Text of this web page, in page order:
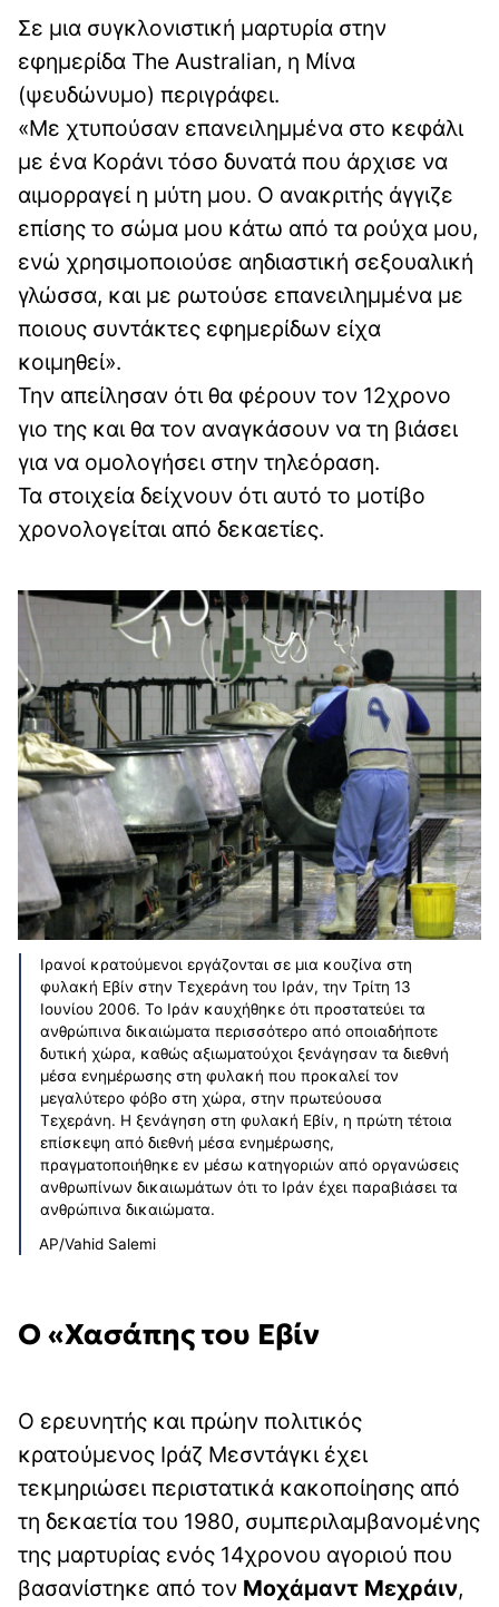
Σε μια συγκλονιστική μαρτυρία στην
εφημερίδα The Australian, η Μίνα
(ψευδώνυμο) περιγράφει.
«Με χτυπούσαν επανειλημμένα στο κεφάλι
με ένα Κοράνι τόσο δυνατά που άρχισε να
αιμορραγεί η μύτη μου. Ο ανακριτής άγγιζε
επίσης το σώμα μου κάτω από τα ρούχα μου,
ενώ χρησιμοποιούσε αηδιαστική σεξουαλική
γλώσσα, και με ρωτούσε επανειλημμένα με
ποιους συντάκτες εφημερίδων είχα
κοιμηθεί».
Την απείλησαν ότι θα φέρουν τον 12χρονο
γιο της και θα τον αναγκάσουν να τη βιάσει
για να ομολογήσει στην τηλεόραση.
Τα στοιχεία δείχνουν ότι αυτό το μοτίβο
χρονολογείται από δεκαετίες.
Ιρανοί κρατούμενοι εργάζονται σε μια κουζίνα στη
φυλακή Εβίν στην Τεχεράνη του Ιράν, την Τρίτη 13
Ιουνίου 2006. Το Ιράν καυχήθηκε ότι προστατεύει τα
ανθρώπινα δικαιώματα περισσότερο από οποιαδήποτε
δυτική χώρα, καθώς αξιωματούχοι ξενάγησαν τα διεθνή
μέσα ενημέρωσης στη φυλακή που προκαλεί τον
μεγαλύτερο φόβο στη χώρα, στην πρωτεύουσα
Τεχεράνη. Η ξενάγηση στη φυλακή Εβίν, η πρώτη τέτοια
επίσκεψη από διεθνή μέσα ενημέρωσης,
πραγματοποιήθηκε εν μέσω κατηγοριών από οργανώσεις
ανθρωπίνων δικαιωμάτων ότι το Ιράν έχει παραβιάσει τα
ανθρώπινα δικαιώματα.
AP/Vahid Salemi
O «Χασάπης του Εβίν
Ο ερευνητής και πρώην πολιτικός
κρατούμενος Ιράζ Μεσντάγκι έχει
τεκμηριώσει περιστατικά κακοποίησης από
τη δεκαετία του 1980, συμπεριλαμβανομένης
της μαρτυρίας ενός 14χρονου αγοριού που
βασανίστηκε από τον Μοχάμαντ Μεχράιν,